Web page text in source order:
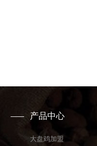
产品中心
大盘鸡加盟